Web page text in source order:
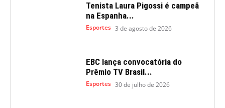
Tenista Laura Pigossi é campeã
na Espanha...
Esportes 3 de agosto de 2026
EBC lança convocatória do
Prêmio TV Brasil...
Esportes 30 de julho de 2026